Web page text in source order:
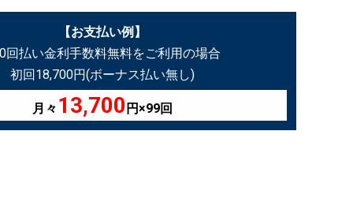
【お支払い例】
回払い金利手数料無料をご利用の場合
初回18,700円(ボーナス払い無し)
月々 13,700 円×99回